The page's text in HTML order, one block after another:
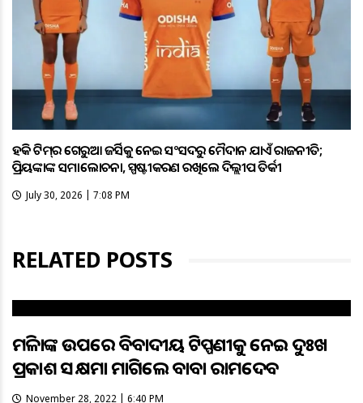
ହକି ଟିମ୍‌ର ଗେରୁଆ ଜର୍ସିକୁ ନେଇ ସଂସଦରୁ ମୈଦାନ ଯାଏଁ ରାଜନୀତି;
ପ୍ରିୟଙ୍କାଙ୍କ ସମାଲୋଚନା, ସ୍ପଷ୍ଟୀକରଣ ରଖିଲେ ଦିଲ୍ଲୀପ ତିର୍କୀ
July 30, 2026 | 7:08 PM
RELATED POSTS
ମହିଳାଙ୍କ ଉପରେ ବିବାଦୀୟ ଟିପ୍ପଣୀକୁ ନେଇ ଦୁଃଖ
ପ୍ରକାଶ ସହ କ୍ଷମା ମାଗିଲେ ବାବା ରାମଦେବ
November 28, 2022 | 6:40 PM